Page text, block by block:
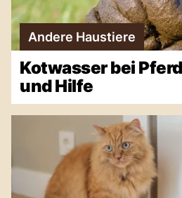
Andere Haustiere
Kotwasser bei
und Hilfe